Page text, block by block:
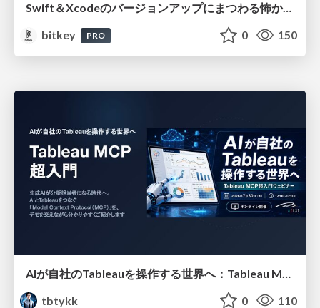
Swift＆Xcodeのバージョンアップにまつわる怖かった思い出 / Scary Memories of Swift and Xcode Updates
bitkey
PRO 0 150
tbtykk
0 110